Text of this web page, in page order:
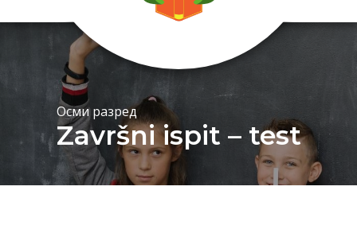
Осми разред
Završni ispit – test